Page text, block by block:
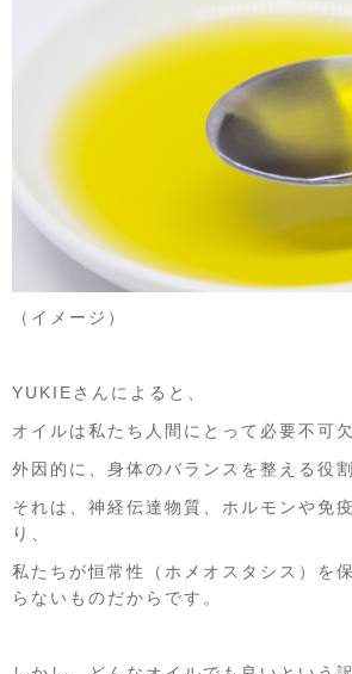
（イメージ）
YUKIEさんによると、
オイルは私たち人間にとって必要不可
外因的に、身体のバランスを整える役
それは、神経伝達物質、ホルモンや免
り、
私たちが恒常性（ホメオスタシス）を
らないものだからです。